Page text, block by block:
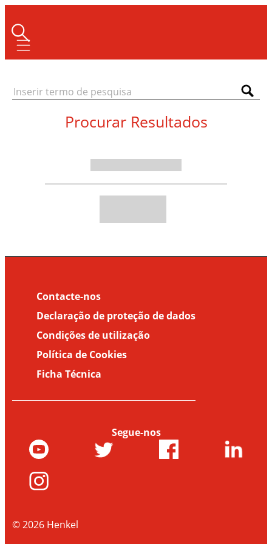
Mobile navigation
Procurar Resultados
Contacte-nos
Declaração de proteção de dados
Condições de utilização
Política de Cookies
Ficha Técnica
Segue-nos
© 2026 Henkel